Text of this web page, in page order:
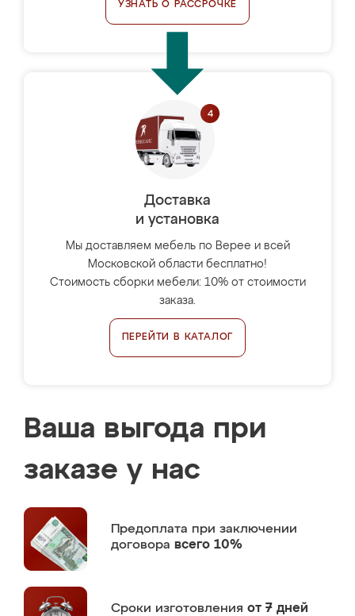
УЗНАТЬ О РАССРОЧКЕ
Доставка
и установка
Мы доставляем мебель по Верее и всей
Московской области бесплатно!
Стоимость сборки мебели: 10% от стоимости
заказа.
ПЕРЕЙТИ В КАТАЛОГ
Ваша выгода при
заказе у нас
Предоплата при заключении
договора всего 10%
Сроки изготовления от 7 дней